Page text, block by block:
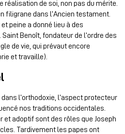
réalisation de soi, non pas du mérite.
filigrane dans l’Ancien testament.
peine a donné lieu à des
Benoît, fondateur de l’ordre des
de vie, qui prévaut encore
et travaille).
l’orthodoxie, l’aspect protecteur
nos traditions occidentales.
et adoptif sont des rôles que Joseph
Tardivement les papes ont